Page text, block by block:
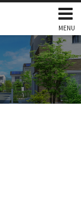
MENU